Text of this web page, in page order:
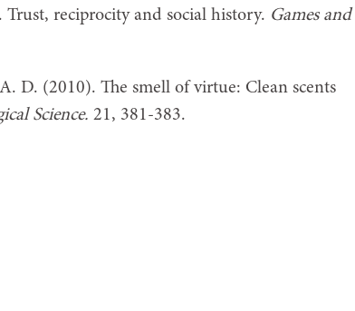
reciprocity and social history. Games and
D. (2010). The smell of virtue: Clean scents
Science. 21, 381-383.